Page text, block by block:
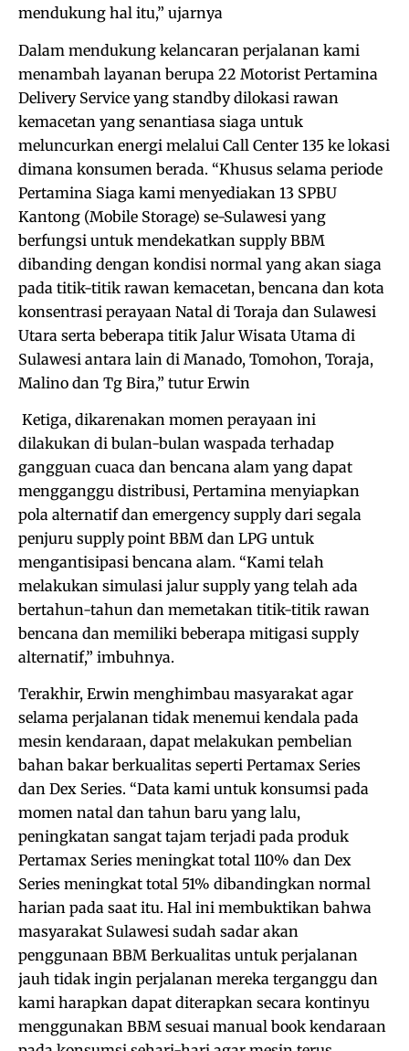
mendukung hal itu,” ujarnya
Dalam mendukung kelancaran perjalanan kami
menambah layanan berupa 22 Motorist Pertamina
Delivery Service yang standby dilokasi rawan
kemacetan yang senantiasa siaga untuk
meluncurkan energi melalui Call Center 135 ke lokasi
dimana konsumen berada. “Khusus selama periode
Pertamina Siaga kami menyediakan 13 SPBU
Kantong (Mobile Storage) se-Sulawesi yang
berfungsi untuk mendekatkan supply BBM
dibanding dengan kondisi normal yang akan siaga
pada titik-titik rawan kemacetan, bencana dan kota
konsentrasi perayaan Natal di Toraja dan Sulawesi
Utara serta beberapa titik Jalur Wisata Utama di
Sulawesi antara lain di Manado, Tomohon, Toraja,
Malino dan Tg Bira,” tutur Erwin
Ketiga, dikarenakan momen perayaan ini
dilakukan di bulan-bulan waspada terhadap
gangguan cuaca dan bencana alam yang dapat
mengganggu distribusi, Pertamina menyiapkan
pola alternatif dan emergency supply dari segala
penjuru supply point BBM dan LPG untuk
mengantisipasi bencana alam. “Kami telah
melakukan simulasi jalur supply yang telah ada
bertahun-tahun dan memetakan titik-titik rawan
bencana dan memiliki beberapa mitigasi supply
alternatif,” imbuhnya.
Terakhir, Erwin menghimbau masyarakat agar
selama perjalanan tidak menemui kendala pada
mesin kendaraan, dapat melakukan pembelian
bahan bakar berkualitas seperti Pertamax Series
dan Dex Series. “Data kami untuk konsumsi pada
momen natal dan tahun baru yang lalu,
peningkatan sangat tajam terjadi pada produk
Pertamax Series meningkat total 110% dan Dex
Series meningkat total 51% dibandingkan normal
harian pada saat itu. Hal ini membuktikan bahwa
masyarakat Sulawesi sudah sadar akan
penggunaan BBM Berkualitas untuk perjalanan
jauh tidak ingin perjalanan mereka terganggu dan
kami harapkan dapat diterapkan secara kontinyu
menggunakan BBM sesuai manual book kendaraan